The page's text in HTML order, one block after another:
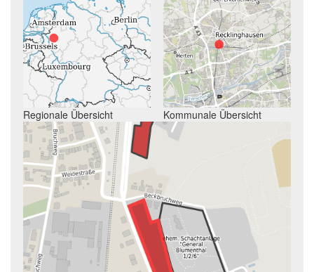
Regionale Übersicht Kommunale Übersicht